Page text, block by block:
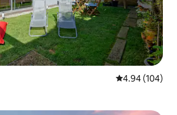
औसत रेटिंग 5 में से
4.94 (104)